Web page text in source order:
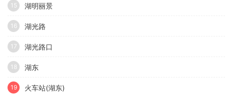
15 湖明丽景
16 湖光路
17 湖光路口
18 湖东
19 火车站(湖东)